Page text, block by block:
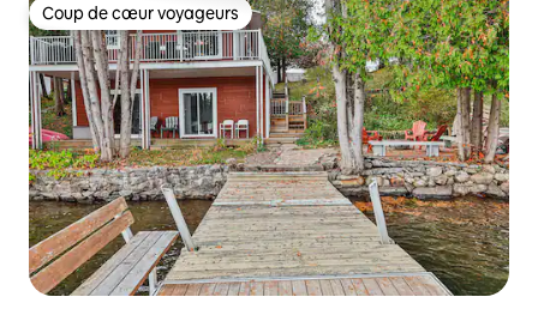
Coup de cœur voyageurs
Coup de cœur voyageurs